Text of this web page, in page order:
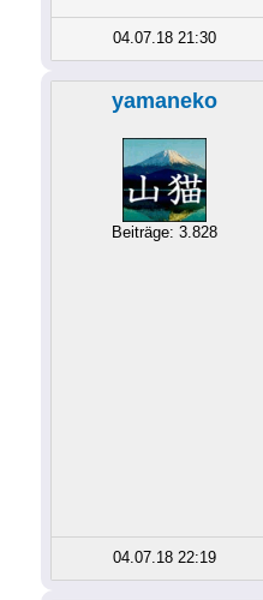
04.07.18 21:30
yamaneko
Beiträge: 3.828
04.07.18 22:19